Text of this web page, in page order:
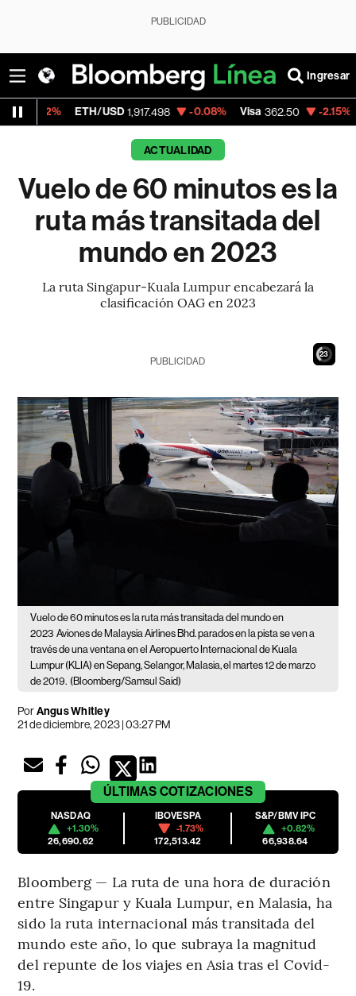
PUBLICIDAD
Ingresar
ETH/USD 1,917.498 -0.08% Visa 362.50 -2.15%
ACTUALIDAD
Vuelo de 60 minutos es la
ruta más transitada del
mundo en 2023
La ruta Singapur-Kuala Lumpur encabezará la
clasificación OAG en 2023
21
PUBLICIDAD
Vuelo de 60 minutos es la ruta más transitada del mundo en
2023 Aviones de Malaysia Airlines Bhd. parados en la pista se ven a
través de una ventana en el Aeropuerto Internacional de Kuala
Lumpur (KLIA) en Sepang, Selangor, Malasia, el martes 12 de marzo
de 2019. (Bloomberg/Samsul Said)
PorAngus Whitley
21 de diciembre, 2023 | 03:27 PM
ÚLTIMAS COTIZACIONES
NASDAQ
+1.30%
26,690.62
IBOVESPA
-1.73%
172,513.42
S&P/BMV IPC
+0.82%
66,938.64
Bloomberg — La ruta de una hora de duración
entre Singapur y Kuala Lumpur, en Malasia, ha
sido la ruta internacional más transitada del
mundo este año, lo que subraya la magnitud
del repunte de los viajes en Asia tras el Covid-
19.